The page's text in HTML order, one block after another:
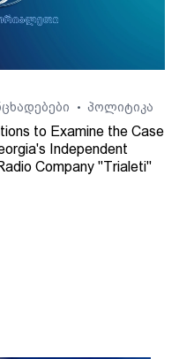
• პოლიტიკა
to Examine the Case
Independent
Company "Trialeti"